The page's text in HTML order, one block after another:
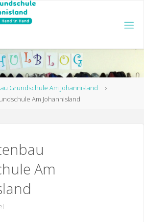
Grundschule Am Johannisland
Am Johannisland
Am